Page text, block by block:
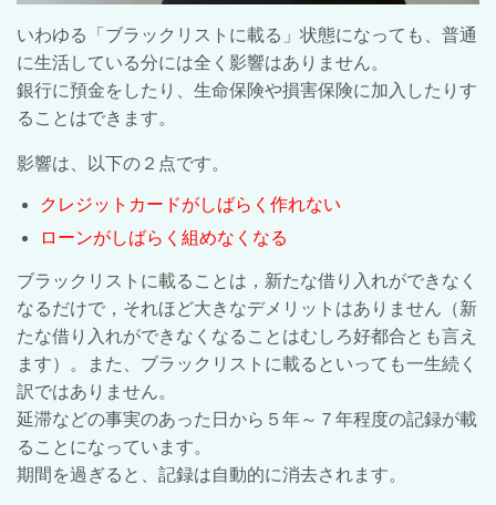
いわゆる「ブラックリストに載る」状態になっても、普通
に生活している分には全く影響はありません。
銀行に預金をしたり、生命保険や損害保険に加入したりす
ることはできます。
影響は、以下の２点です。
クレジットカードがしばらく作れない
ローンがしばらく組めなくなる
ブラックリストに載ることは，新たな借り入れができなく
なるだけで，それほど大きなデメリットはありません（新
たな借り入れができなくなることはむしろ好都合とも言え
ます）。また、ブラックリストに載るといっても一生続く
訳ではありません。
延滞などの事実のあった日から５年～７年程度の記録が載
ることになっています。
期間を過ぎると、記録は自動的に消去されます。